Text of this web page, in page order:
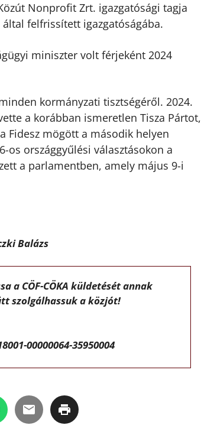
Nonprofit Zrt. igazgatósági tagja
felfrissített igazgatóságába.
miniszter volt férjeként 2024
kormányzati tisztségéről. 2024.
a korábban ismeretlen Tisza Pártot,
Fidesz mögött a második helyen
os országgyűlési választásokon a
a parlamentben, amely május 9-i
Balázs
a CÖF-CÖKA küldetését annak
szolgálhassuk a közjót!
00000064-35950004